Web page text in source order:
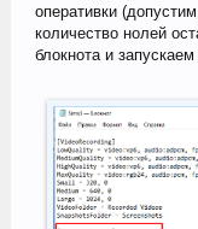
оперативки
количество нолей
блокнота и запускаем